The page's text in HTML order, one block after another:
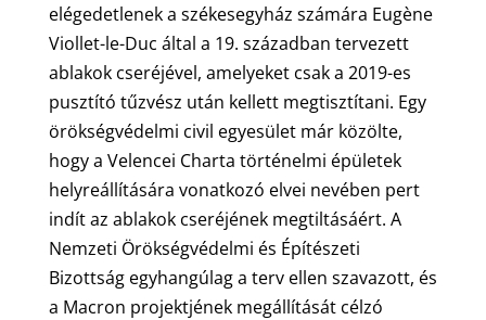
elégedetlenek a székesegyház számára Eugène
Viollet-le-Duc által a 19. században tervezett
ablakok cseréjével, amelyeket csak a 2019-es
pusztító tűzvész után kellett megtisztítani. Egy
örökségvédelmi civil egyesület már közölte,
hogy a Velencei Charta történelmi épületek
helyreállítására vonatkozó elvei nevében pert
indít az ablakok cseréjének megtiltásáért. A
Nemzeti Örökségvédelmi és Építészeti
Bizottság egyhangúlag a terv ellen szavazott, és
a Macron projektjének megállítását célzó